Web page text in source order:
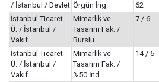
/ İstanbul / Devlet Örgün İng.
62
İstanbul Ticaret
Ü. / İstanbul /
Vakıf
Mimarlık ve
Tasarım Fak. /
Burslu
7 / 6
İstanbul Ticaret
Ü. / İstanbul /
Vakıf
Mimarlık ve
Tasarım Fak. /
%50 İnd.
14 / 6